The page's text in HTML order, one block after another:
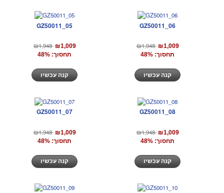
GZ50011_05
₪1,948 ₪1,009
תחסוך: 48%
GZ50011_06
₪1,948 ₪1,009
תחסוך: 48%
GZ50011_07
₪1,948 ₪1,009
תחסוך: 48%
GZ50011_08
₪1,948 ₪1,009
תחסוך: 48%